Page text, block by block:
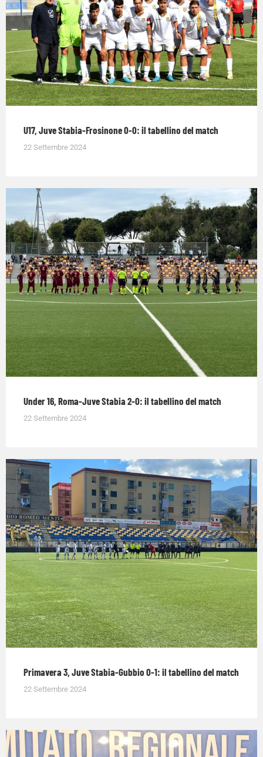
U17, Juve Stabia-Frosinone 0-0: il tabellino del match
22 Settembre 2024
Under 16, Roma-Juve Stabia 2-0: il tabellino del match
22 Settembre 2024
Primavera 3, Juve Stabia-Gubbio 0-1: il tabellino del match
22 Settembre 2024